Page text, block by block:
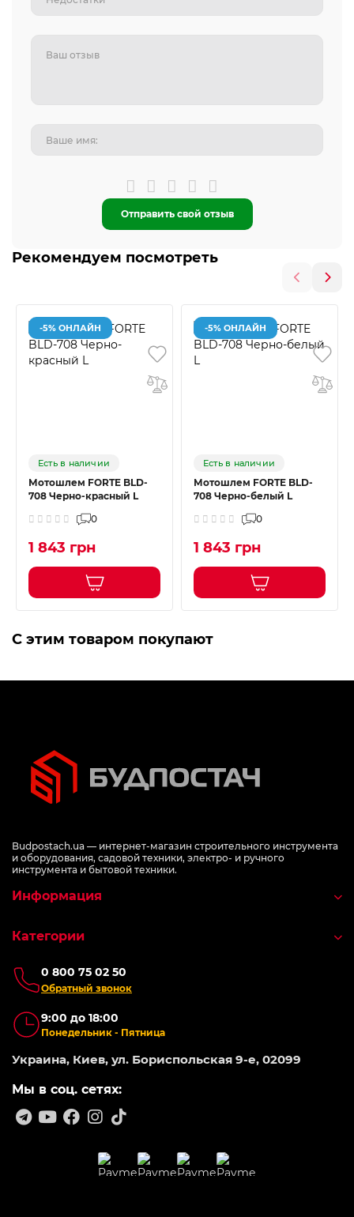
Отправить свой отзыв
Рекомендуем посмотреть
-5% ОНЛАЙН
Есть в наличии
Мотошлем FORTE BLD-
708 Черно-красный L
0
1 843 грн
-5% ОНЛАЙН
Есть в наличии
Мотошлем FORTE BLD-
708 Черно-белый L
0
1 843 грн
С этим товаром покупают
Budpostach.ua — интернет-магазин строительного инструмента
и оборудования, садовой техники, электро- и ручного
инструмента и бытовой техники.
0 800 75 02 50
Обратный звонок
9:00 до 18:00
Понедельник - Пятница
Украина, Киев, ул. Бориспольская 9-е, 02099
Мы в соц. сетях:
Информация
Категории